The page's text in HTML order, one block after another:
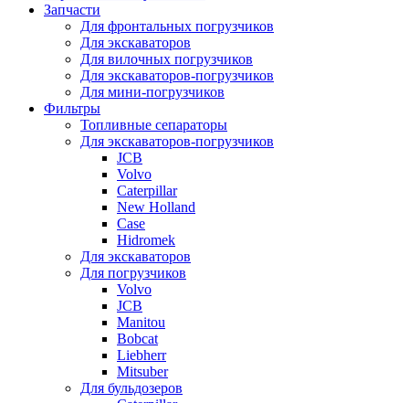
Запчасти
Для фронтальных погрузчиков
Для экскаваторов
Для вилочных погрузчиков
Для экскаваторов-погрузчиков
Для мини-погрузчиков
Фильтры
Топливные сепараторы
Для экскаваторов-погрузчиков
JCB
Volvo
Caterpillar
New Holland
Case
Hidromek
Для экскаваторов
Для погрузчиков
Volvo
JCB
Manitou
Bobcat
Liebherr
Mitsuber
Для бульдозеров